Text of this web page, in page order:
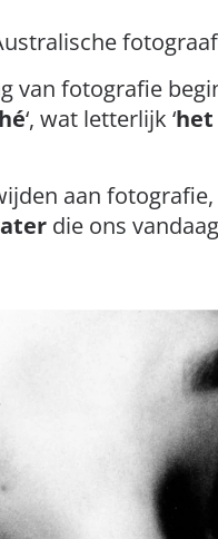
fotograaf
van fotografie
‘, wat letterlijk ‘het
aan
die ons